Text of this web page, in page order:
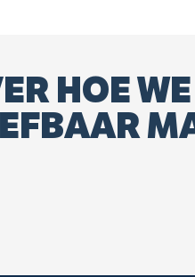
HOE WE